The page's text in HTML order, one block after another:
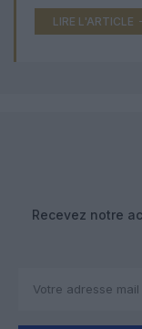
LIRE L'ARTICLE
Recevez notre